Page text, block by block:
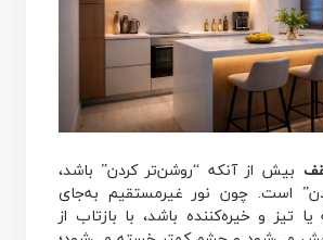
بیش از آنکه “روشن‌تر کردن” باشد،
است. چون نور غیرمستقیم به‌جای
تیز و خیره‌کننده باشد، با بازتاب از